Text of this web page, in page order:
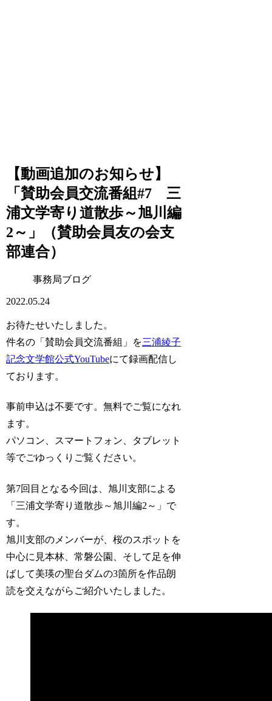
【動画追加のお知らせ】
「賛助会員交流番組#7 三
浦文学寄り道散歩～旭川編
2～」（賛助会員友の会支
部連合）
事務局ブログ
2022.05.24
お待たせいたしました。
件名の「賛助会員交流番組」を三浦綾子
記念文学館公式YouTubeにて録画配信し
ております。
事前申込は不要です。無料でご覧になれ
ます。
パソコン、スマートフォン、タブレット
等でごゆっくりご覧ください。
第7回目となる今回は、旭川支部による
「三浦文学寄り道散歩～旭川編2～」で
す。
旭川支部のメンバーが、桜のスポットを
中心に見本林、常磐公園、そして足を伸
ばして美瑛の聖台ダムの3箇所を作品朗
読を交えながらご紹介いたしました。